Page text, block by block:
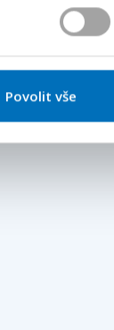
Povolit vše